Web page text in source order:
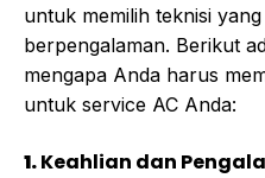
untuk memilih teknisi
berpengalaman. Berikut
mengapa Anda harus
untuk service AC Anda:
1.Keahlian dan